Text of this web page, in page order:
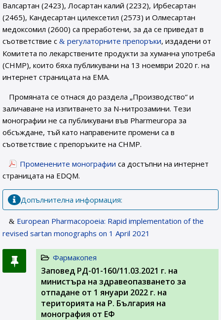
Валсартан (2423), Лосартан калий (2232), Ирбесартан
(2465), Кандесартан цилексетил (2573) и Олмесартан
медоксомил (2600) са преработени, за да се приведат в
съответствие с
регулаторните препоръки, издадени от
Комитета по лекарствените продукти за хуманна употреба
(CHMP), които бяха публикувани на 13 ноември 2020 г. на
интернет страницата на EMA.
Промяната се отнася до раздела „Производство“ и
заличаване на изпитването за N-нитрозамини. Тези
монографии не са публикувани във Pharmeuropa за
обсъждане, тъй като направените промени са в
съответствие с препоръките на CHMP.
Променените монографии са достъпни на интернет
страницата на EDQM.
Допълнителна информация:
European Pharmacopoeia: Rapid implementation of the
revised sartan monographs on 1 April 2021
Фармакопея
Заповед РД-01-160/11.03.2021 г. на
министъра на здравеопазването за
отпадане от 1 януари 2022 г. на
територията на Р. България на
монография от ЕФ